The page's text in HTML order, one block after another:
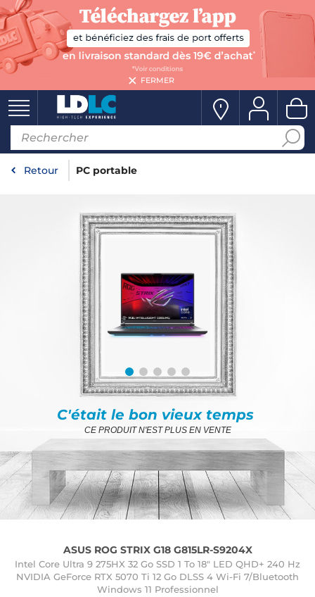
FERMER
Retour PC portable
C'était le bon vieux temps
CE PRODUIT N'EST PLUS EN VENTE
ASUS ROG STRIX G18 G815LR-S9204X
Intel Core Ultra 9 275HX 32 Go SSD 1 To 18" LED QHD+ 240 Hz
NVIDIA GeForce RTX 5070 Ti 12 Go DLSS 4 Wi-Fi 7/Bluetooth
Windows 11 Professionnel